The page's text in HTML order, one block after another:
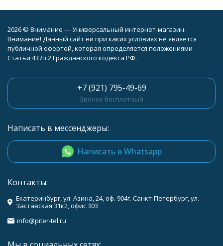
2026 © Внимание — Универсальный интернет-магазин.
Внимание! Данный сайт ни при каких условиях не является
публичной офертой, которая определяется положениями
Статьи 437п.2 Гражданского кодекса РФ.
+7 (921) 795-49-69
Звонок бесплатный
Написать в мессенджеры:
Написать в Whatsapp
Контакты:
Екатеринбург, ул. Азина, 24, оф. 904г. Санкт-Петербург, ул.
Заставская 31к2, офис 303
info@piter-tel.ru